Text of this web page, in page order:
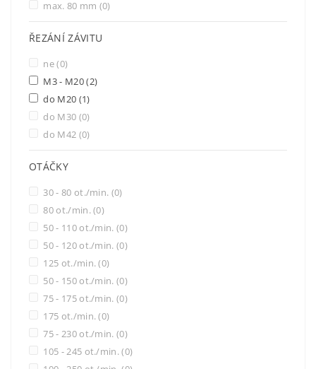
max. 80 mm (0)
ŘEZÁNÍ ZÁVITU
ne(0)
M3 - M20(2)
do M20 (1)
do M30 (0)
do M42 (0)
OTÁČKY
30 - 80 ot./min. (0)
80 ot./min.(0)
50 - 110 ot./min.(0)
50 - 120 ot./min.(0)
125 ot./min.(0)
50 - 150 ot./min.(0)
75 - 175 ot./min.(0)
175 ot./min.(0)
75 - 230 ot./min.(0)
105 - 245 ot./min.(0)